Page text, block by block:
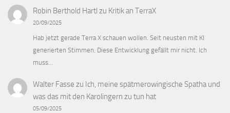
Robin Berthold Hartl zu Kritik an TerraX
20/09/2025
Hab jetzt gerade Terra X schauen wollen. Seit neusten mit KI
generierten Stimmen. Diese Entwicklung gefällt mir nicht. Ich
muss…
Walter Fasse zu Ich, meine spätmerowingische Spatha und
was das mit den Karolingern zu tun hat
05/09/2025